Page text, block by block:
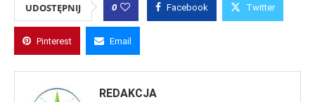
UDOSTĘPNIJ 0 Facebook Twitter
Pinterest Email
REDAKCJA